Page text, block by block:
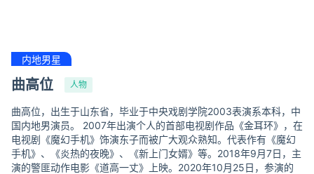
内地男星
曲高位 人物
曲高位，出生于山东省，毕业于中央戏剧学院2003表演系本科，中
国内地男演员。 2007年出演个人的首部电视剧作品《金耳环》，在
电视剧《魔幻手机》饰演东子而被广大观众熟知。代表作有《魔幻
手机》、《炎热的夜晚》、《新上门女婿》等。2018年9月7日，主
演的警匪动作电影《道高一丈》上映。2020年10月25日，参演的